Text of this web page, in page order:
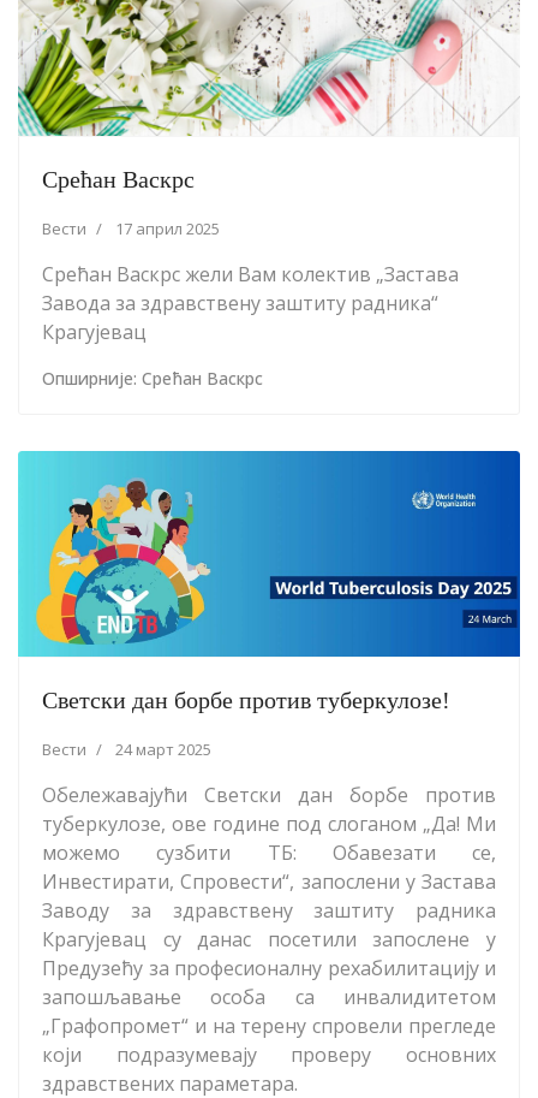
Срећан Васкрс
Вести 17 април 2025
Срећан Васкрс жели Вам колектив „Застава
Завода за здравствену заштиту радника“
Крагујевац
Опширније: Срећан Васкрс
Светски дан борбе против туберкулозе!
Вести 24 март 2025
Обележавајући Светски дан борбе против
туберкулозе, ове године под слоганом „Да! Ми
можемо сузбити ТБ: Обавезати се,
Инвестирати, Спровести“, запослени у Застава
Заводу за здравствену заштиту радника
Крагујевац су данас посетили запослене у
Предузећу за професионалну рехабилитацију и
запошљавање особа са инвалидитетом
„Графопромет“ и на терену спровели прегледе
који подразумевају проверу основних
здравствених параметара.